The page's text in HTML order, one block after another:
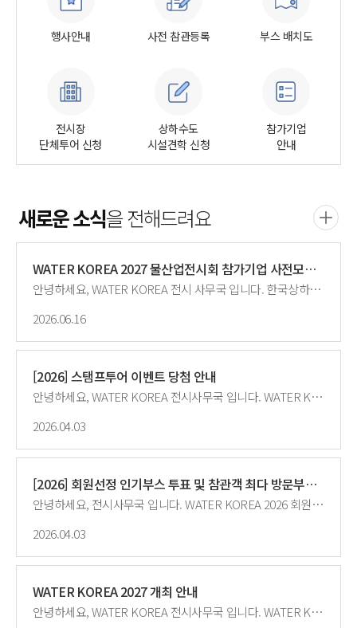
행사안내 사전 참관등록 부스 배치도
전시장
단체투어 신청
상하수도
시설견학 신청
참가기업
안내
새로운 소식을 전해드려요
WATER KOREA 2027 물산업전시회 참가기업 사전모집 안내
안녕하세요, WATER KOREA 전시 사무국 입니다. 한국상하수도협회는 매년 물시장 활성화와 물산업 종사자 간 화합의 장 마련을 위한 WATER KOREA(대한민국 국제물산업박람회)를 개최하고 있습니다.내년 3월 개최하는 WATER KOREA 2027 물산업전시회 참여기업 모집을 위하여, '26년 전시회 참여기업 대상으로 사전모집을 진행할 예정이오니 많은 관심과 참여바랍니다. 가. 행 사 명: WATER KOREA 2027(대한민국 국제물산업박람회) 나. 기간·장소: '27. 3. 17.(수) ~ 3. 19.(금), KINTEX 제2전시장 7~8A홀(경기도 고양시 소재) 다. 주요행사: 물산업전시회, 수출상담회, 구매상담회, 세미나, 교류회의 등 라. 전시규모: 250개사 630부스 마. 사전모집: WATER KOREA 2026 물산업전시회 참여기업 대상(세부사항 붙임 참조) 1) 접수기간: 2026. 7. 7.(화) ~ 8. 13.(목) ※ 기간 내 그룹별 신청기간 상이 2) 접수방법: 그룹별 신청기간 내 참가신청서 작성하여 회신(waterkorea2027@kwwa.or.kr) ※ 부스배치도와 기업별 접수순번은 첨부파일 참조 - '26. 6. 30.기준으로 협회비 납부여부와 온라인전시관 참여도를 합산하여 접수 순번 점수를 산정합니다. ※ 부스배치도: https://docs.google.com/spreadsheets/d/1KPzTZcWRVInXDhFtmXm5aUPJW0zb15_QKSbaLncwtZo/edit?gid=0#gid=0 3) 참고사항: 서울아리수본부 공동관 참여 희망시 협회에 사전 문의 요망 ※ 그 외 공동관은 '26. 12월 ~ '27. 1월 중 주관기관에서 별도 모집(예정) 붙임 1. WATER KOREA 2027 물산업전시회 사전모집 신청 안내 2. 참가신청서 양식
2026.06.16
[2026] 스탬프투어 이벤트 당첨 안내
안녕하세요, WATER KOREA 전시사무국 입니다. WATER KOERA 2026 스탬프투어 이벤트 당첨 결과 안내드립니다. 가장 어려운 미션을 성공하신 분들의 당첨을 축하드립니다!<img src="/upload/editor2/7132e8c3-b2ee-4684-afb0-010fe0949dee.jpg " title="12.jpg"><img src="/upload/editor2/8d0d758f-7290-4c4d-b203-05af68affafa.jpg " title="222.jpg"> 감사합니다.
2026.04.03
[2026] 회원선정 인기부스 투표 및 참관객 최다 방문부스 결과
안녕하세요, 전시사무국 입니다. WATER KOREA 2026 회원선정 인기부스 투표 및 참관객 최다 방문부스 결과 안내드립니다.전시 참가기업 및 참관객의 성원에 감사드립니다. 1등 기업은 폐막식에서 시상하였으며, 2~5등 기업은 개별 안내드릴 예정입니다. □ 회원선정 인기부스 투표 ◦ (대상) 공무원 참관객, ’26년도 전시 참가기업 전체(기관 홍보관 제외) ◦ (선정) 공무원 참관객이 전시회 참관 후 공무원 투표소에 방문, 가장 인상 깊었던 부스 1개사 투표하여 인기기업 선정 □ 참관객 최다 방문부스 ◦ (대상) ’26년도 전시 참가기업 중 고객관리시스템 신청 기업◦ (선정) 전시기간 동안 참가기업 부스에 설치된 고객관리시스템 방문기록 집계(중복 방문객 집계 제외)하여 최다 방문 기업 선정감사합니다.
2026.04.03
WATER KOREA 2027 개최 안내
안녕하세요, WATER KOREA 전시사무국 입니다. WATER KOREA 2027은 2027. 3. 17.(수) ~ 3. 19.(금) KINTEX 제2전시장(7, 8A홀)에서 개최됩니다.참가기업 모집은 7월부터 진행될 예정이오니 추후 공지를 확인해 주시기 바랍니다.- 우선모집: 2026년도 참가기업을 대상으로 선모집합니다. (7월 예정)- 일반모집: 물 기관 및 기업 모두 신청 가능하시며 우선 모집 종료 후 진행됩니다.(8~9월 예정)감사합니다.